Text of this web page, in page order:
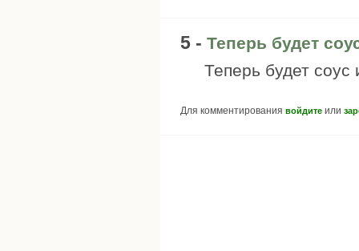
5 - Теперь будет
Теперь будет соус
Для комментирования войдите или